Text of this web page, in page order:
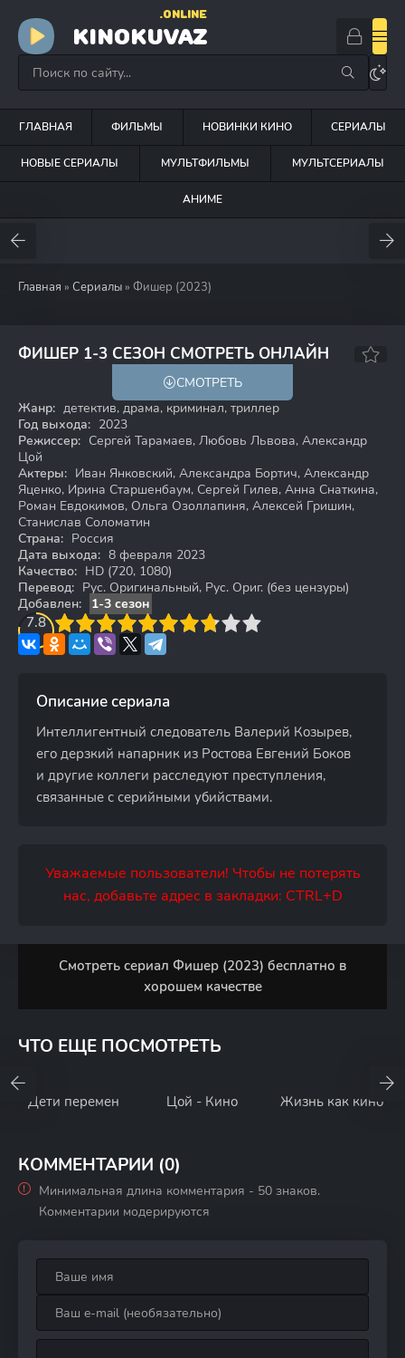
KINOKUVAZ
.ONLINE
ГЛАВНАЯ ФИЛЬМЫ НОВИНКИ КИНО СЕРИАЛЫ
НОВЫЕ СЕРИАЛЫ МУЛЬТФИЛЬМЫ МУЛЬТСЕРИАЛЫ
АНИМЕ
Главная » Сериалы » Фишер (2023)
ФИШЕР 1-3 СЕЗОН СМОТРЕТЬ ОНЛАЙН
7.8 6.8
СМОТРЕТЬ
Жанр: детектив, драма, криминал, триллер
Год выхода: 2023
Режиссер: Сергей Тарамаев, Любовь Львова, Александр
Цой
Актеры: Иван Янковский, Александра Бортич, Александр
Яценко, Ирина Старшенбаум, Сергей Гилев, Анна Снаткина,
Роман Евдокимов, Ольга Озоллапиня, Алексей Гришин,
Станислав Соломатин
Страна: Россия
Дата выхода: 8 февраля 2023
Качество: HD (720, 1080)
Перевод: Рус. Оригинальный, Рус. Ориг. (без цензуры)
Добавлен:
1-3 сезон
7.8
4 5 6 7 8 9 10
Описание сериала
Интеллигентный следователь Валерий Козырев,
его дерзкий напарник из Ростова Евгений Боков
и другие коллеги расследуют преступления,
связанные с серийными убийствами.
Уважаемые пользователи! Чтобы не потерять
нас, добавьте адрес в закладки: CTRL+D
Смотреть сериал Фишер (2023) бесплатно в
хорошем качестве
ЧТО ЕЩЕ ПОСМОТРЕТЬ
Дети перемен Цой - Кино Жизнь как кино
КОММЕНТАРИИ (0)
Минимальная длина комментария - 50 знаков.
Комментарии модерируются